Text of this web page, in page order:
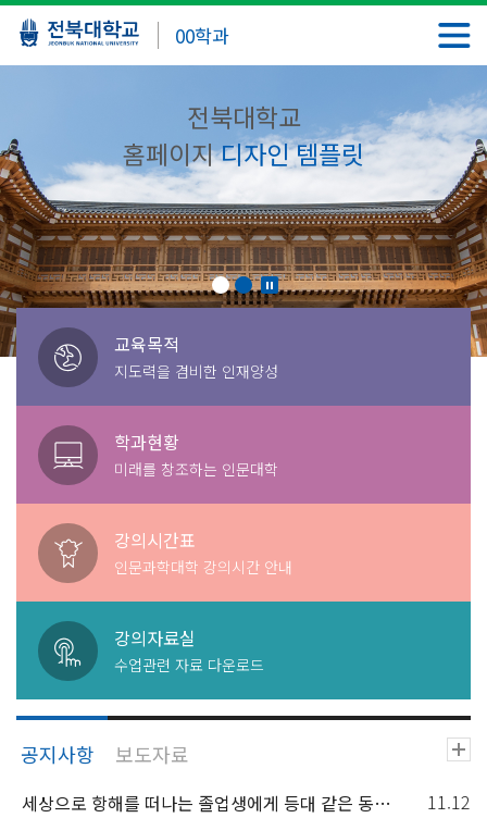
00학과
전북대학교
홈페이지디자인 템플릿
교육목적
지도력을 겸비한 인재양성
학과현황
미래를 창조하는 인문대학
강의시간표
인문과학대학 강의시간 안내
강의자료실
수업관련 자료 다운로드
세상으로 항해를 떠나는 졸업생에게 등대 같은 동반자가 되고, 신입생과 재학생에겐 꿈을 키워가는 행복한 배움터
11.12